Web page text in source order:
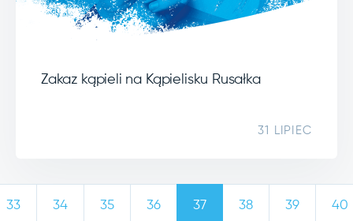
Zakaz kąpieli na Kąpielisku Rusałka
31 LIPIEC
33 34 35 36 37 38 39 40